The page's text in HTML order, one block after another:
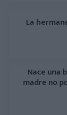
La
Nace una
madre no